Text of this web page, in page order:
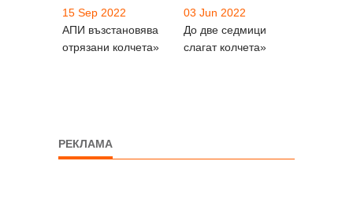
15 Sep 2022
АПИ възстановява
отрязани колчета»
03 Jun 2022
До две седмици
слагат колчета»
РЕКЛАМА